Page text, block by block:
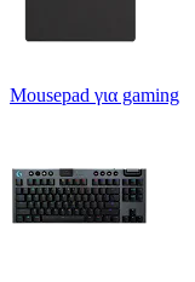
Mousepad για gaming